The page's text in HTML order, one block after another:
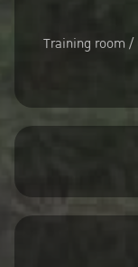
Training room